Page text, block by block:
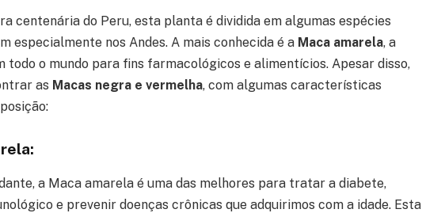
centenária do Peru, esta planta é dividida em algumas espécies
especialmente nos Andes. A mais conhecida é a Maca amarela, a
todo o mundo para fins farmacológicos e alimentícios. Apesar disso,
as Macas negra e vermelha, com algumas características
a Maca amarela é uma das melhores para tratar a diabete,
e prevenir doenças crônicas que adquirimos com a idade. Esta